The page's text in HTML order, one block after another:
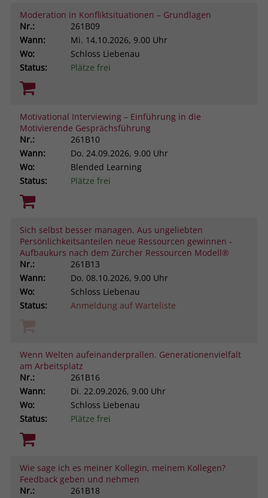
Moderation in Konfliktsituationen – Grundlagen
Nr.:
261B09
Wann:
Mi. 14.10.2026, 9.00 Uhr
Wo:
Schloss Liebenau
Status:
Plätze frei
Motivational Interviewing – Einführung in die
Motivierende Gesprächsführung
Nr.:
261B10
Wann:
Do. 24.09.2026, 9.00 Uhr
Wo:
Blended Learning
Status:
Plätze frei
Sich selbst besser managen. Aus ungeliebten
Persönlichkeitsanteilen neue Ressourcen gewinnen -
Aufbaukurs nach dem Zürcher Ressourcen Modell®
Nr.:
261B13
Wann:
Do. 08.10.2026, 9.00 Uhr
Wo:
Schloss Liebenau
Status:
Anmeldung auf Warteliste
Wenn Welten aufeinanderprallen. Generationenvielfalt
am Arbeitsplatz
Nr.:
261B16
Wann:
Di. 22.09.2026, 9.00 Uhr
Wo:
Schloss Liebenau
Status:
Plätze frei
Wie sage ich es meiner Kollegin, meinem Kollegen?
Feedback geben und nehmen
Nr.:
261B18